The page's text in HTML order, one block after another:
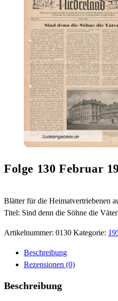
Folge 130 Februar
Blätter für die Heimatvertriebenen
Titel: Sind denn die Söhne die
Artikelnummer: 0130 Kategorie:
Beschreibung
Rezensionen (0)
Beschreibung